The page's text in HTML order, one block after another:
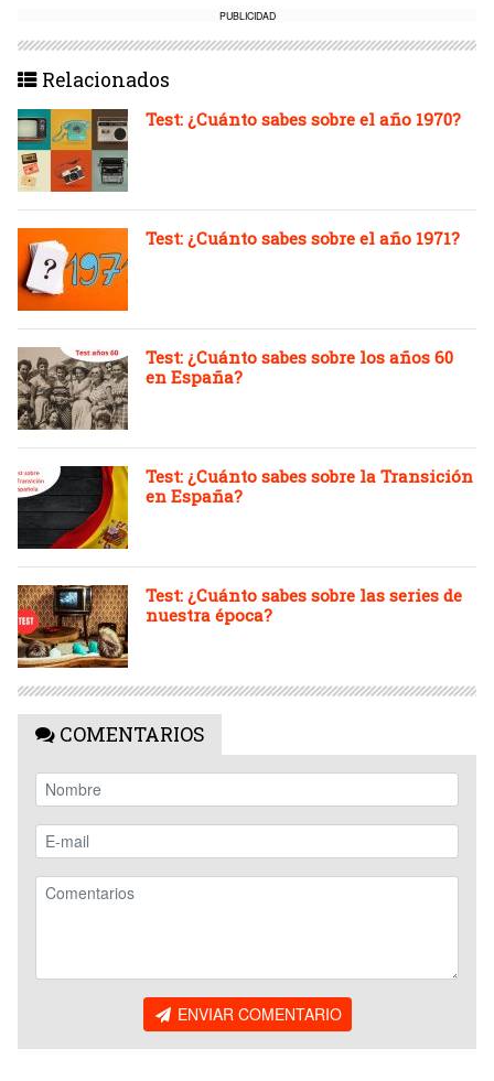
PUBLICIDAD
Relacionados
Test: ¿Cuánto sabes sobre el año 1970?
Test: ¿Cuánto sabes sobre el año 1971?
Test: ¿Cuánto sabes sobre los años 60
en España?
Test: ¿Cuánto sabes sobre la Transición
en España?
Test: ¿Cuánto sabes sobre las series de
nuestra época?
COMENTARIOS
ENVIAR COMENTARIO